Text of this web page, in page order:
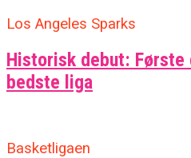
Los Angeles Sparks
Historisk debut: Første
bedste liga
Basketligaen